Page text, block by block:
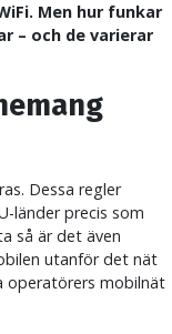
Men hur funkar
– och de varierar
Dessa regler
länder precis som
så är det även
utanför det nät
operatörers mobilnät